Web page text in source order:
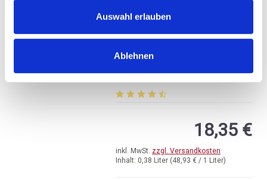
Auswahl erlauben
Ablehnen
0,375-l-Fl. Champagner
Nicolas Feuillatte, AC
Champagne Brut - halbe
Flasche
brut
Inhalt: 0,38 Liter (48,93 € / 1 Liter)
inkl. MwSt. zzgl. Versandkosten
18,35 €